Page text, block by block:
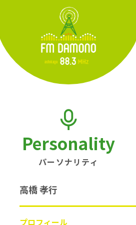
Personality
パーソナリティ
高橋 孝行
プロフィール